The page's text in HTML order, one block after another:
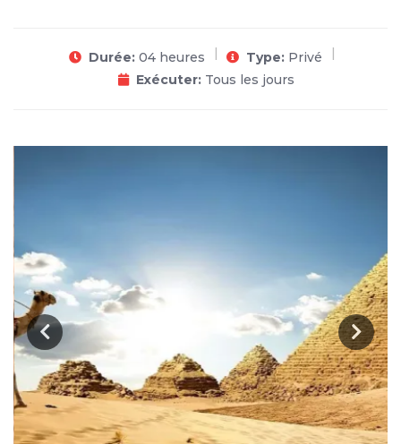
Durée: 04 heures Type: Privé
Exécuter: Tous les jours